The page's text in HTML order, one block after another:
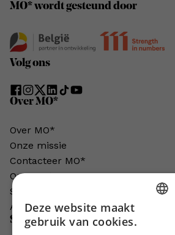
MO* wordt gesteund door
Volg ons
Over MO*
Over MO*
Onze missie
Contacteer MO*
Onze auteurs
Schrijven voor MO*?
Adverteren in MO*
Steun MO*
Deze website maakt
gebruik van cookies.